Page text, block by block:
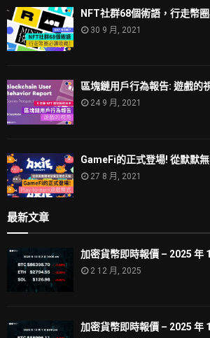
NFT社群68個術語，行走幣圈
30 9 月, 2021
區塊鏈用戶行為報告: 遊戲的
24 9 月, 2021
GameFi的正式登場! 從默默
27 8 月, 2021
最新文章
加密貨幣即時報價 – 2025 年
2 12 月, 2025
加密貨幣即時報價 – 2025 年